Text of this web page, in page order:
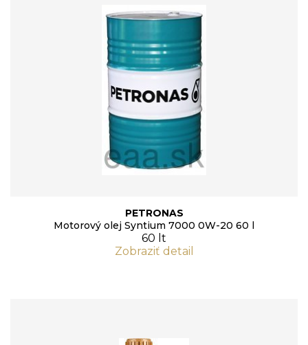
PETRONAS
Motorový olej Syntium 7000 0W-20 60 l
60 lt
Zobraziť detail